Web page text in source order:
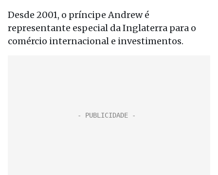
Desde 2001, o príncipe Andrew é
representante especial da Inglaterra para o
comércio internacional e investimentos.